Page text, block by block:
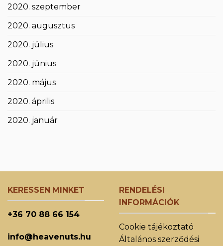
2020. szeptember
2020. augusztus
2020. július
2020. június
2020. május
2020. április
2020. január
KERESSEN MINKET
+36 70 88 66 154
info@heavenuts.hu
RENDELÉSI
INFORMÁCIÓK
Cookie tájékoztató
Általános szerződési